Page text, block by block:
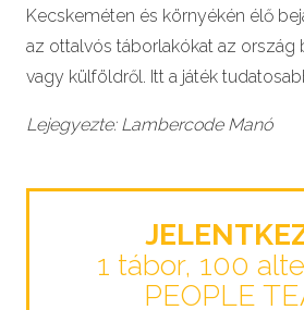
Kecskeméten és környékén élő
az ottalvós táborlakókat az ország
vagy külföldről. Itt a játék
Lejegyezte: Lambercode Manó
1 tábor, 100
PEOPLE